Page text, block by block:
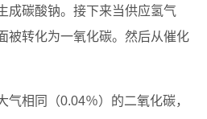
成碳酸钠。接下来当供应氢气
被转化为一氧化碳。然后从催化
气相同（0.04％）的二氧化碳，